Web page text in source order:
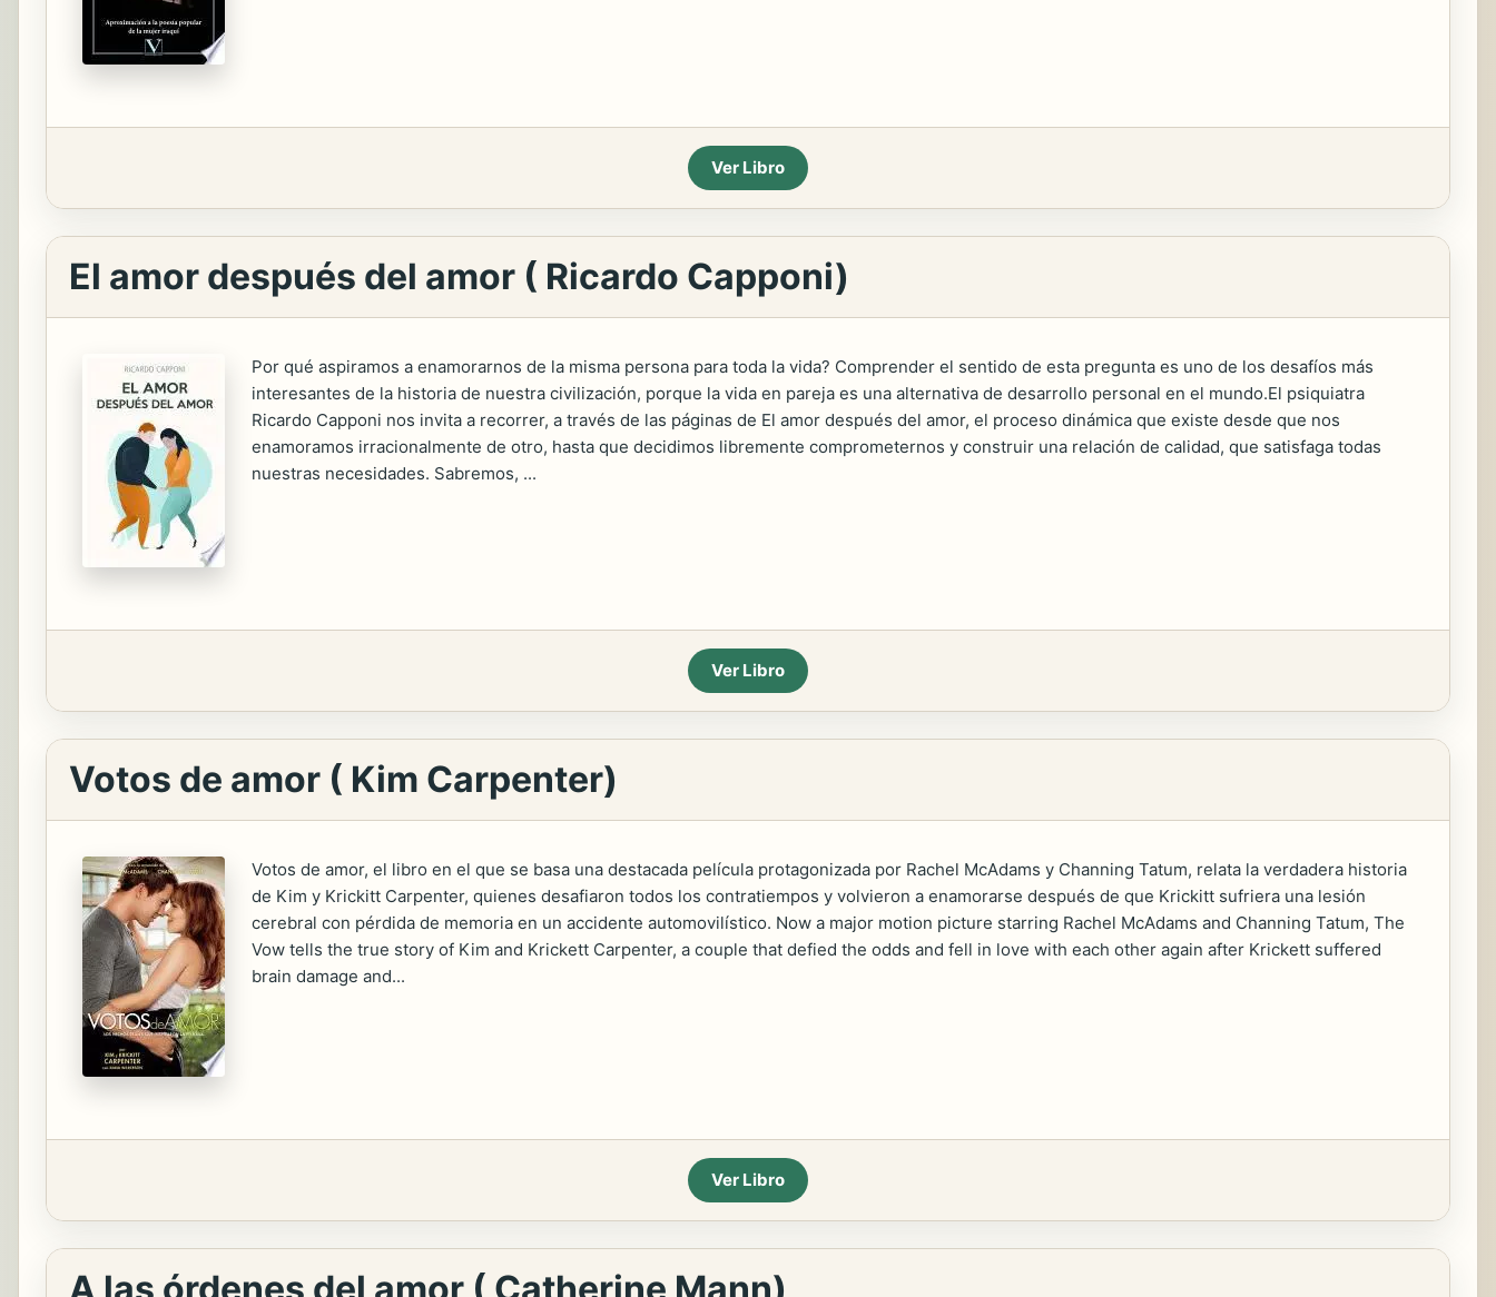
Ver Libro
El amor después del amor ( Ricardo Capponi)
Por qué aspiramos a enamorarnos de la misma persona para toda la vida? Comprender el sentido de esta pregunta es uno de los desafíos más
interesantes de la historia de nuestra civilización, porque la vida en pareja es una alternativa de desarrollo personal en el mundo.El psiquiatra
Ricardo Capponi nos invita a recorrer, a través de las páginas de El amor después del amor, el proceso dinámica que existe desde que nos
enamoramos irracionalmente de otro, hasta que decidimos libremente comprometernos y construir una relación de calidad, que satisfaga todas
nuestras necesidades. Sabremos, ...
Ver Libro
Votos de amor ( Kim Carpenter)
Votos de amor, el libro en el que se basa una destacada película protagonizada por Rachel McAdams y Channing Tatum, relata la verdadera historia
de Kim y Krickitt Carpenter, quienes desafiaron todos los contratiempos y volvieron a enamorarse después de que Krickitt sufriera una lesión
cerebral con pérdida de memoria en un accidente automovilístico. Now a major motion picture starring Rachel McAdams and Channing Tatum, The
Vow tells the true story of Kim and Krickett Carpenter, a couple that defied the odds and fell in love with each other again after Krickett suffered
brain damage and...
Ver Libro